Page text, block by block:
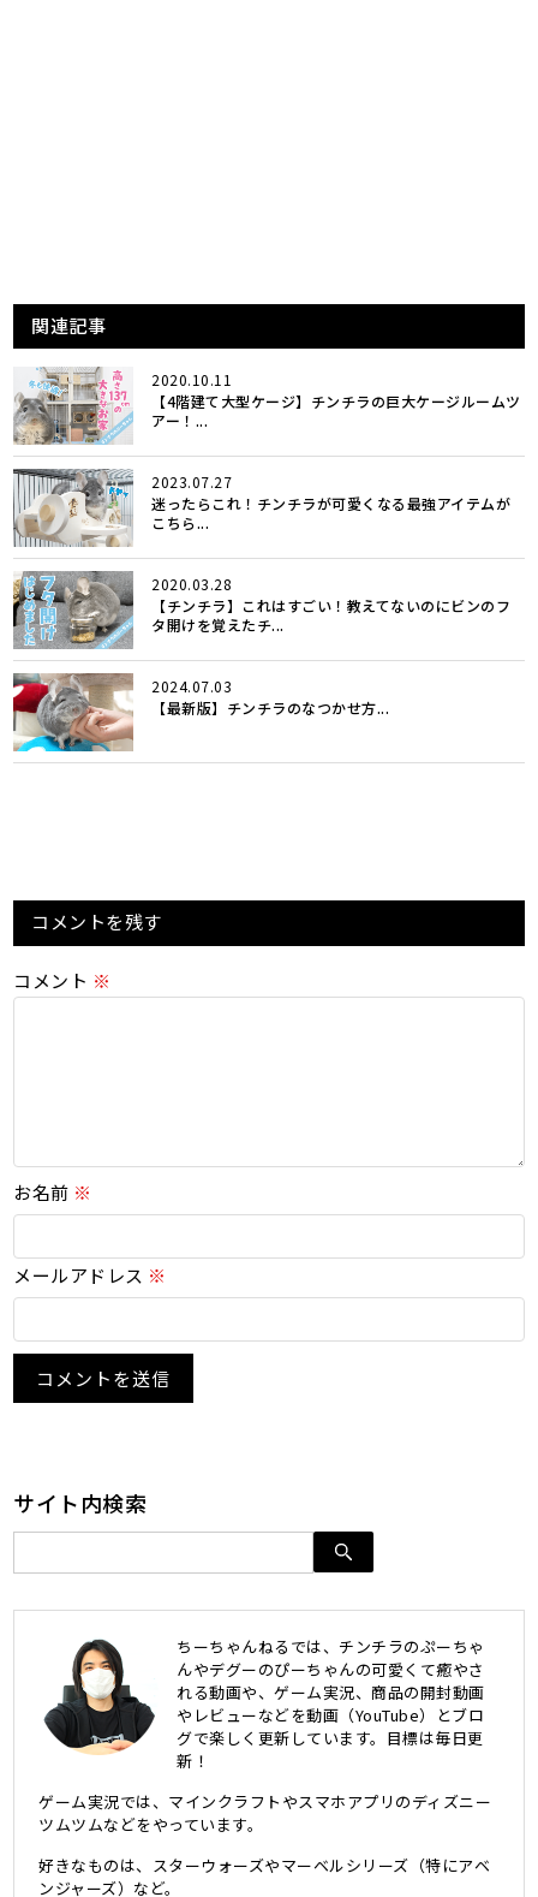
関連記事
2020.10.11
【4階建て大型ケージ】チンチラの巨大ケージルームツ
アー！...
2023.07.27
迷ったらこれ！チンチラが可愛くなる最強アイテムが
こちら...
2020.03.28
【チンチラ】これはすごい！教えてないのにビンのフ
タ開けを覚えたチ...
2024.07.03
【最新版】チンチラのなつかせ方...
コメントを残す
コメント ※
お名前 ※
メールアドレス ※
サイト内検索
ちーちゃんねるでは、チンチラのぷーちゃ
んやデグーのぴーちゃんの可愛くて癒やさ
れる動画や、ゲーム実況、商品の開封動画
やレビューなどを動画（YouTube）とブロ
グで楽しく更新しています。目標は毎日更
新！
ゲーム実況では、マインクラフトやスマホアプリのディズニー
ツムツムなどをやっています。
好きなものは、スターウォーズやマーベルシリーズ（特にアベ
ンジャーズ）など。